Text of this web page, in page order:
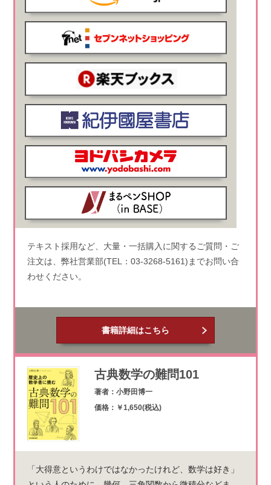
テキスト採用など、大量・一括購入に関するご質問・ご
注文は、弊社営業部(TEL：03-3268-5161)までお問い合
わせください。
書籍詳細はこちら
古典数学の難問101
著者：小野田博一
価格：￥1,650(税込)
「大得意というわけではなかったけれど、数学は好き」